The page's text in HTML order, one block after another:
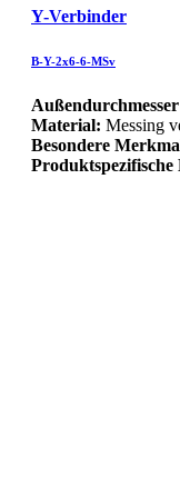
Y-Verbinder
B-Y-2x6-6-MSv
Material: Messing
Besondere
Produktspezifische